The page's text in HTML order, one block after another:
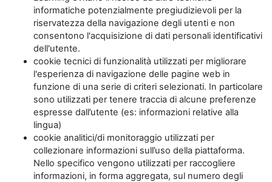
informatiche potenzialmente pregiudizievoli per la
riservatezza della navigazione degli utenti e non
consentono l'acquisizione di dati personali identificativi
dell'utente.
cookie tecnici di funzionalità utilizzati per migliorare
l'esperienza di navigazione delle pagine web in
funzione di una serie di criteri selezionati. In particolare
sono utilizzati per tenere traccia di alcune preferenze
espresse dall’utente (es: informazioni relative alla
lingua)
cookie analitici/di monitoraggio utilizzati per
collezionare informazioni sull’uso della piattaforma.
Nello specifico vengono utilizzati per raccogliere
informazioni, in forma aggregata, sul numero degli